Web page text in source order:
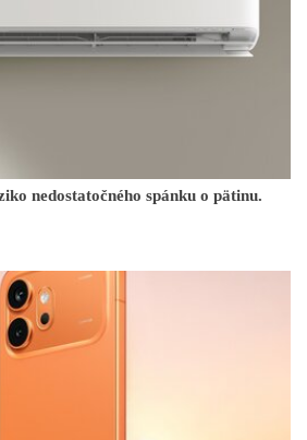
nedostatočného spánku o pätinu.